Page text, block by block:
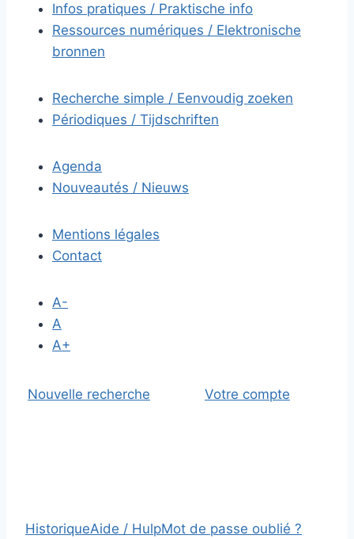
Infos pratiques / Praktische info
Ressources numériques / Elektronische
bronnen
Recherche simple / Eenvoudig zoeken
Périodiques / Tijdschriften
Agenda
Nouveautés / Nieuws
Mentions légales
Contact
A-
A
A+
Nouvelle recherche Votre compte
HistoriqueAide / HulpMot de passe oublié ?